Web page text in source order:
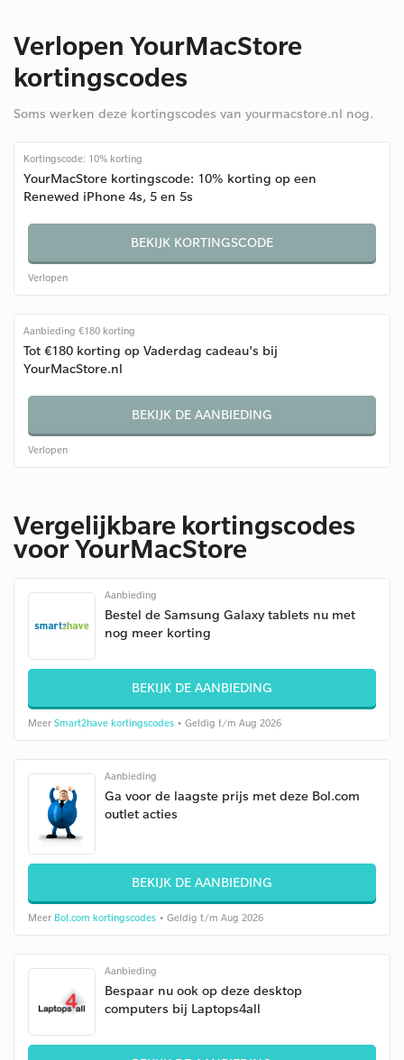
Verlopen YourMacStore
kortingscodes
Soms werken deze kortingscodes van yourmacstore.nl nog.
Kortingscode: 10% korting
YourMacStore kortingscode: 10% korting op een
Renewed iPhone 4s, 5 en 5s
BEKIJK KORTINGSCODE
Verlopen
Aanbieding €180 korting
Tot €180 korting op Vaderdag cadeau's bij
YourMacStore.nl
BEKIJK DE AANBIEDING
Verlopen
Vergelijkbare kortingscodes
voor YourMacStore
Aanbieding
Bestel de Samsung Galaxy tablets nu met
nog meer korting
BEKIJK DE AANBIEDING
Meer Smart2have kortingscodes • Geldig t/m Aug 2026
Aanbieding
Ga voor de laagste prijs met deze Bol.com
outlet acties
BEKIJK DE AANBIEDING
Meer Bol.com kortingscodes • Geldig t/m Aug 2026
Aanbieding
Bespaar nu ook op deze desktop
computers bij Laptops4all